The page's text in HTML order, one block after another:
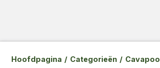
Hoofdpagina / Categorieën / Cavapoo